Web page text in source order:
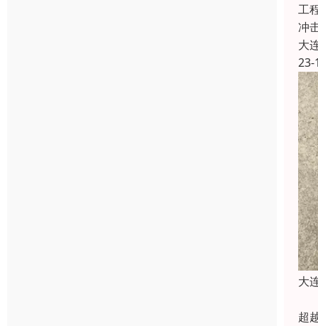
工
冲
大
23-
大
超